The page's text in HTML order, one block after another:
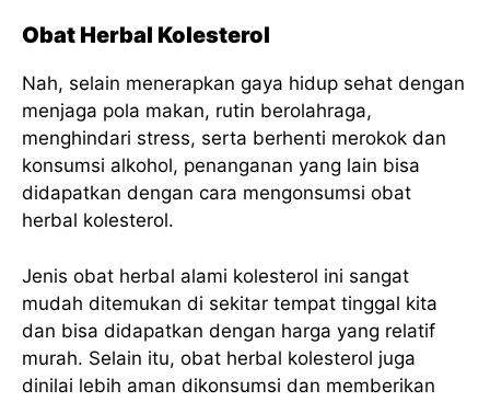
Obat Herbal Kolesterol
Nah, selain menerapkan gaya hidup sehat dengan
menjaga pola makan, rutin berolahraga,
menghindari stress, serta berhenti merokok dan
konsumsi alkohol, penanganan yang lain bisa
didapatkan dengan cara mengonsumsi obat
herbal kolesterol.
Jenis obat herbal alami kolesterol ini sangat
mudah ditemukan di sekitar tempat tinggal kita
dan bisa didapatkan dengan harga yang relatif
murah. Selain itu, obat herbal kolesterol juga
dinilai lebih aman dikonsumsi dan memberikan